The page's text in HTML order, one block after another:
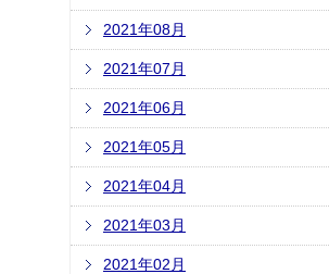
2021年08月
2021年07月
2021年06月
2021年05月
2021年04月
2021年03月
2021年02月